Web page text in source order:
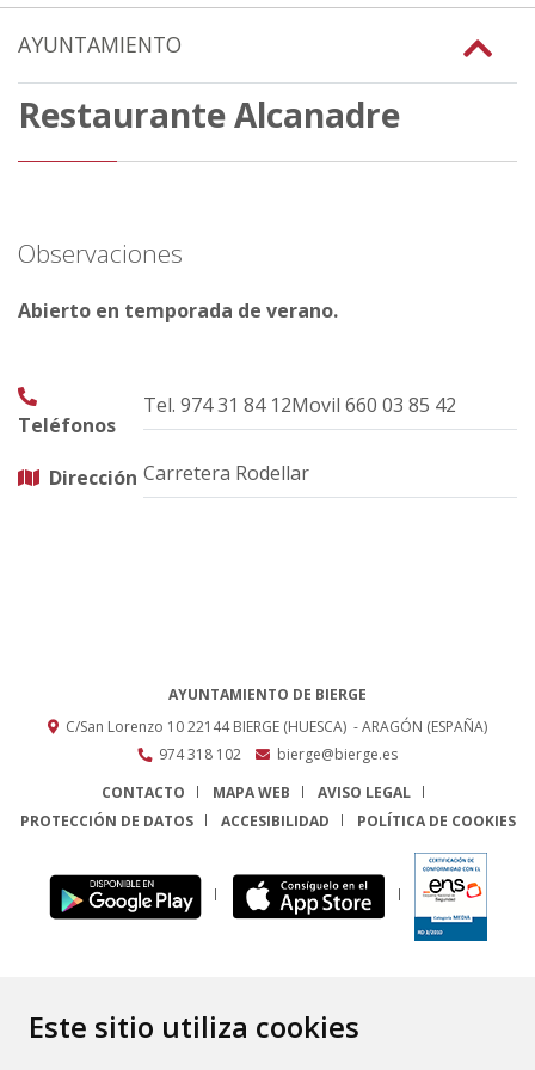
Este sitio utiliza cookies
AYUNTAMIENTO
Restaurante Alcanadre
Observaciones
Abierto en temporada de verano.
Teléfonos
Tel. 974 31 84 12Movil 660 03 85 42
Dirección Carretera Rodellar
AYUNTAMIENTO DE BIERGE
C/San Lorenzo 1022144 BIERGE (HUESCA) - ARAGÓN (ESPAÑA)
974 318 102
bierge@bierge.es
CONTACTO
MAPA WEB
AVISO LEGAL
PROTECCIÓN DE DATOS
ACCESIBILIDAD POLÍTICA DE COOKIES